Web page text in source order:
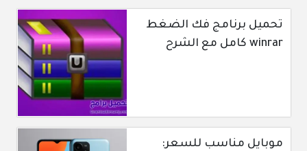
تحميل برنامج فك الضغط
winrar كامل مع الشرح
موبايل مناسب للسعر: